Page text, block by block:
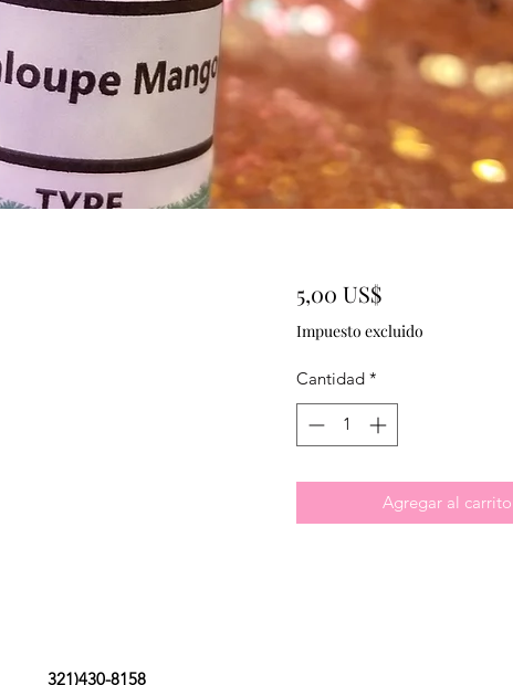
5,00 US$Precio
Impuesto excluido
Cantidad *
Agregar al carrito
321)430-8158